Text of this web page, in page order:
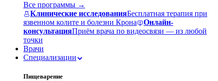
Все программы →
Клинические исследованияБесплатная терапия при
язвенном колите и болезни Крона
Онлайн-
консультацияПриём врача по видеосвязи — из любой
точки
Врачи
Специализации
Пищеварение